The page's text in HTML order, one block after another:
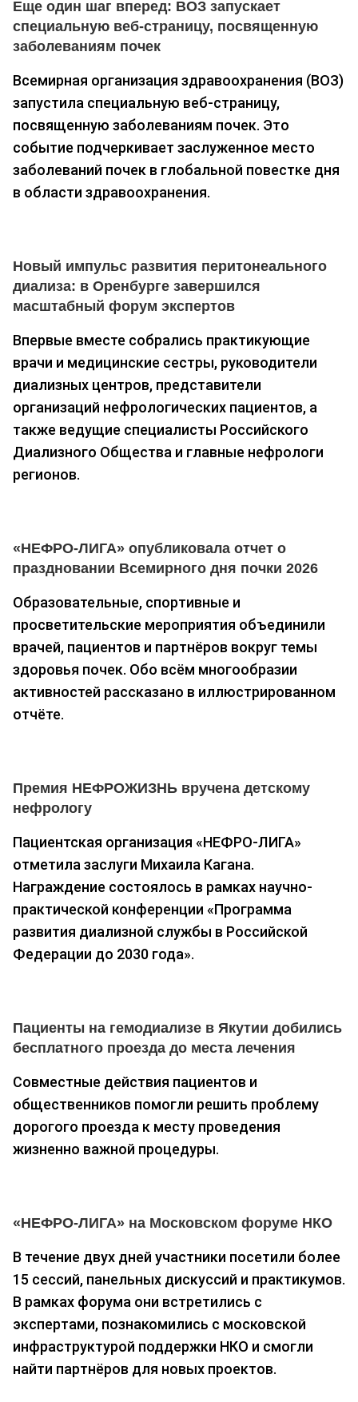
Еще один шаг вперед: ВОЗ запускает
специальную веб-страницу, посвященную
заболеваниям почек
Всемирная организация здравоохранения (ВОЗ)
запустила специальную веб-страницу,
посвященную заболеваниям почек. Это
событие подчеркивает заслуженное место
заболеваний почек в глобальной повестке дня
в области здравоохранения.
Новый импульс развития перитонеального
диализа: в Оренбурге завершился
масштабный форум экспертов
Впервые вместе собрались практикующие
врачи и медицинские сестры, руководители
диализных центров, представители
организаций нефрологических пациентов, а
также ведущие специалисты Российского
Диализного Общества и главные нефрологи
регионов.
«НЕФРО-ЛИГА» опубликовала отчет о
праздновании Всемирного дня почки 2026
Образовательные, спортивные и
просветительские мероприятия объединили
врачей, пациентов и партнёров вокруг темы
здоровья почек. Обо всём многообразии
активностей рассказано в иллюстрированном
отчёте.
Премия НЕФРОЖИЗНЬ вручена детскому
нефрологу
Пациентская организация «НЕФРО-ЛИГА»
отметила заслуги Михаила Кагана.
Награждение состоялось в рамках научно-
практической конференции «Программа
развития диализной службы в Российской
Федерации до 2030 года».
Пациенты на гемодиализе в Якутии добились
бесплатного проезда до места лечения
Совместные действия пациентов и
общественников помогли решить проблему
дорогого проезда к месту проведения
жизненно важной процедуры.
«НЕФРО-ЛИГА» на Московском форуме НКО
В течение двух дней участники посетили более
15 сессий, панельных дискуссий и практикумов.
В рамках форума они встретились с
экспертами, познакомились с московской
инфраструктурой поддержки НКО и смогли
найти партнёров для новых проектов.